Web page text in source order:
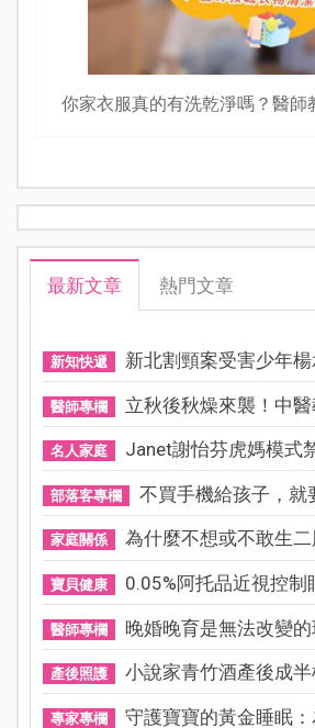
你家衣服真的有洗乾淨嗎？醫師
最新文章 熱門文章
新知快遞 新北割頸案受害少年楊
醫師專欄 立秋後秋燥來襲！中醫
名人家庭 Janet謝怡芬虎媽模式
部落客專欄 不買手機給孩子，就
家庭關係 為什麼不想或不敢生
寶貝健康 0.05%阿托品近視控制
醫師專欄 晚婚晚育是無法改變的
產後照護 小說家青竹酒產後成半
專家專欄 守護寶寶的黃金睡眠：